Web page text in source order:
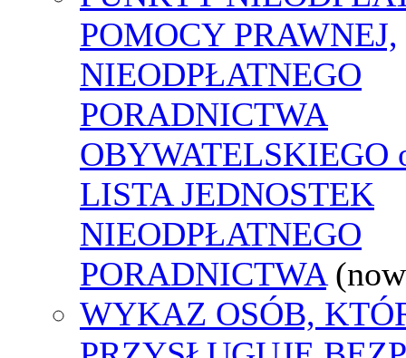
POMOCY PRAWNEJ,
NIEODPŁATNEGO
PORADNICTWA
OBYWATELSKIEGO
LISTA JEDNOSTEK
NIEODPŁATNEGO
PORADNICTWA
WYKAZ OSÓB,